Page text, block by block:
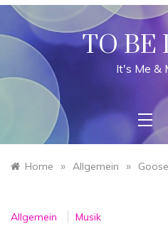
Skip
content
TO BE
It's Me &
Home » Allgemein »
Allgemein Musik